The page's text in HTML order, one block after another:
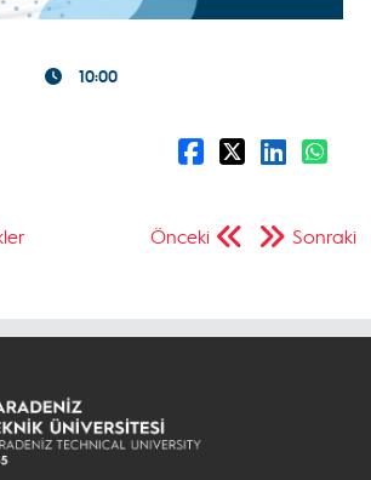
10:00
Önceki Sonraki